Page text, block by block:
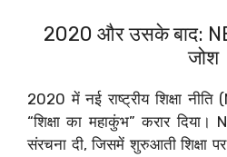
2020 और उसके बाद:
जोश
2020 में नई राष्ट्रीय शिक्षा
“शिक्षा का महाकुंभ” करार
संरचना दी, जिसमें शुरुआती शिक्षा